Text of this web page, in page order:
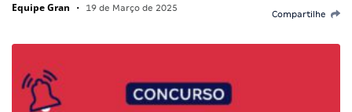
Equipe Gran • 19 de Março de 2025
Compartilhe